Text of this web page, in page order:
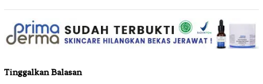
Tinggalkan Balasan